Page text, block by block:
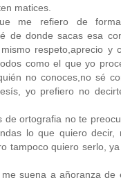
matices.
me refiero de
de donde sacas esa
respeto,aprecio y
como el que yo
no conoces,no sé
yo prefiero no
de ortografia no te
lo que quiero decir,
tampoco quiero serlo,
suena a añoranza de